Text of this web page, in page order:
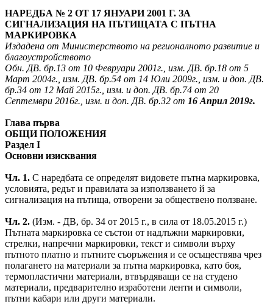
НАРЕДБА № 2 ОТ 17 ЯНУАРИ 2001 Г. ЗА
СИГНАЛИЗАЦИЯ НА ПЪТИЩАТА С ПЪТНА
МАРКИРОВКА
Издадена от Министерството на регионалното развитие и
благоустройството
Обн. ДВ. бр.13 от 10 Февруари 2001г., изм. ДВ. бр.18 от 5
Март 2004г., изм. ДВ. бр.54 от 14 Юли 2009г., изм. и доп. ДВ.
бр.34 от 12 Май 2015г., изм. и доп. ДВ. бр.74 от 20
Септември 2016г., изм. и доп. ДВ. бр.32 от 16 Април 2019г.
Глава първа
ОБЩИ ПОЛОЖЕНИЯ
Раздел I
Основни изисквания
Чл. 1. С наредбата се определят видовете пътна маркировка,
условията, редът и правилата за използването й за
сигнализация на пътища, отворени за обществено ползване.
Чл. 2. (Изм. - ДВ, бр. 34 от 2015 г., в сила от 18.05.2015 г.)
Пътната маркировка се състои от надлъжни маркировки,
стрелки, напречни маркировки, текст и символи върху
пътното платно и пътните съоръжения и се осъществява чрез
полагането на материали за пътна маркировка, като боя,
термопластични материали, втвърдяващи се на студено
материали, предварително изработени ленти и символи,
пътни кабари или други материали.